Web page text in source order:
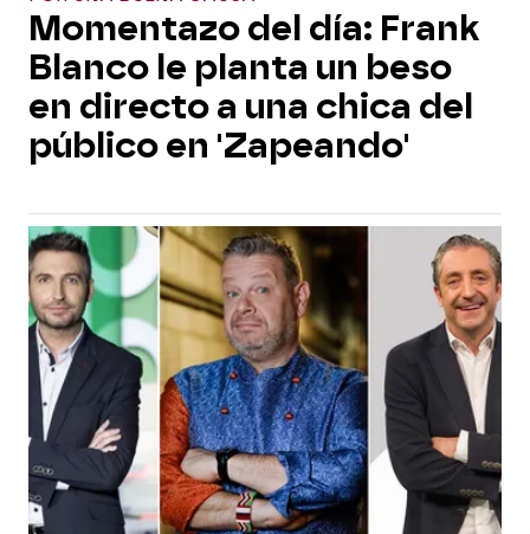
Momentazo del día: Frank
Blanco le planta un beso
en directo a una chica del
público en 'Zapeando'